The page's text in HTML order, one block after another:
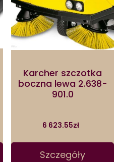
Karcher szczotka
boczna lewa 2.638-
901.0
6 623.55zł
Szczegóły